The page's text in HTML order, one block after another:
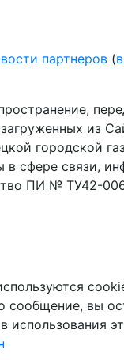
партнеров (
из
городской
сфере связи,
ПИ № ТУ42-
сообщение, вы
использования